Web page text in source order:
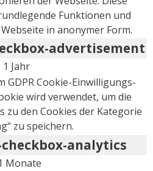
Funktionen und
in anonymer Form.
advertisement
1 Jahr
GDPR Cookie-Einwilligungs-
wird verwendet, um die
zu den Cookies der Kategorie
zu speichern.
analytics
Monate